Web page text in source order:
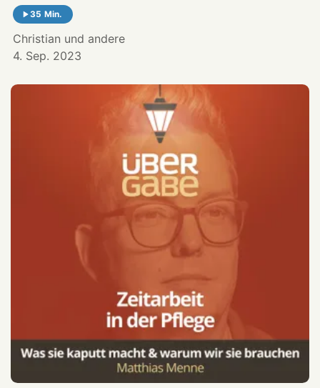
35 Min.
Christian und andere
4. Sep. 2023